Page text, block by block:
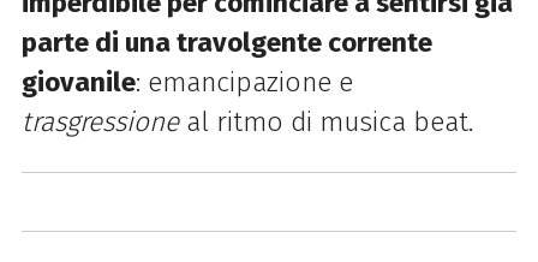
parte di una travolgente corrente
giovanile: emancipazione e
trasgressioneal ritmo di musica beat.